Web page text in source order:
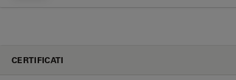
CERTIFICATI